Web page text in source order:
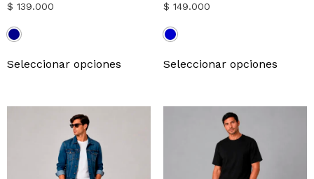
$ 139.000
Seleccionar opciones
$ 149.000
Seleccionar opciones